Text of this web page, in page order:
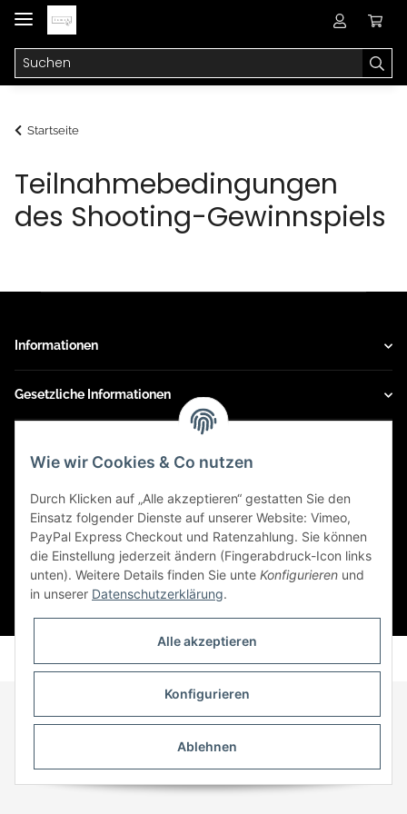
Startseite
Teilnahmebedingungen
des Shooting-Gewinnspiels
Informationen
Gesetzliche Informationen
Kooperationspartner von iamok
Wie wir Cookies & Co nutzen
Durch Klicken auf „Alle akzeptieren“ gestatten Sie den
Einsatz folgender Dienste auf unserer Website: Vimeo,
PayPal Express Checkout und Ratenzahlung. Sie können
die Einstellung jederzeit ändern (Fingerabdruck-Icon links
unten). Weitere Details finden Sie unte Konfigurieren und
in unserer Datenschutzerklärung.
Alle akzeptieren
Konfigurieren
Ablehnen